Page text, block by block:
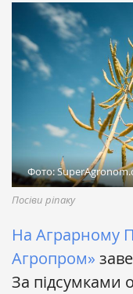
Фото:
Посіви ріпаку
На Аграрному
Агропром»
За підсумками